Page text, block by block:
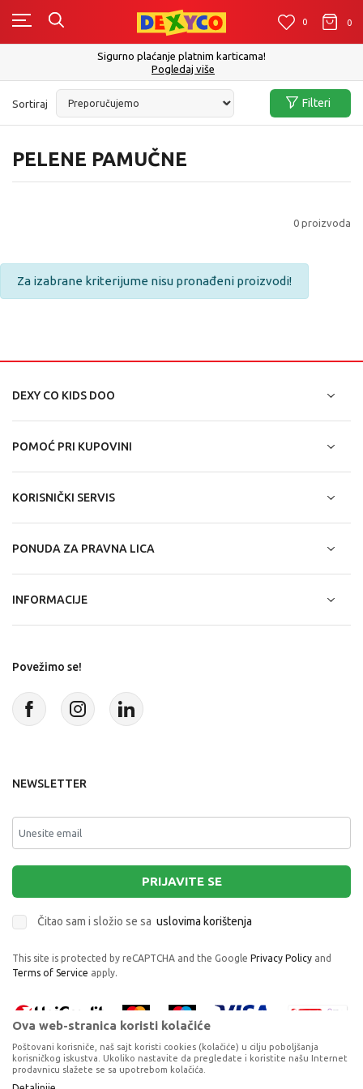
0 0
Sigurno plaćanje platnim karticama!
Pogledaj više
PELENE PAMUČNE
Sortiraj Filteri
0 proizvoda
Za izabrane kriterijume nisu pronađeni proizvodi!
DEXY CO KIDS DOO
POMOĆ PRI KUPOVINI
KORISNIČKI SERVIS
PONUDA ZA PRAVNA LICA
INFORMACIJE
Povežimo se!
NEWSLETTER
PRIJAVITE SE
Čitao sam i složio se sa uslovima korištenja
This site is protected by reCAPTCHA and the Google Privacy Policy and
Terms of Service apply.
Proizvode na sajtu nastojimo da opišemo što je preciznije moguće, ali ne
Ova web-stranica koristi kolačiće
Poštovani korisniče, naš sajt koristi cookies (kolačiće) u cilju poboljšanja
korisničkog iskustva. Ukoliko nastavite da pregledate i koristite našu Internet
prodavnicu slažete se sa upotrebom kolačića.